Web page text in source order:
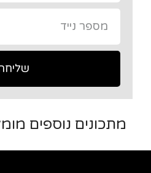
מתכונים נוספים